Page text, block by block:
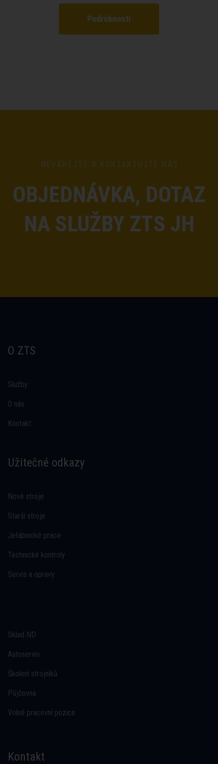
Podrobnosti
NEVÁHEJTE A KONTAKTUJTE NÁS
OBJEDNÁVKA, DOTAZ
NA SLUŽBY ZTS JH
O ZTS
Služby
O nás
Kontakt
Užitečné odkazy
Nové stroje
Starší stroje
Jeřábnické práce
Technické kontroly
Servis a opravy
Sklad ND
Autoservis
Školení strojníků
Půjčovna
Volné pracovní pozice
Kontakt